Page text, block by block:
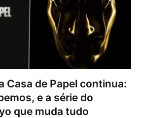
Casa de Papel continua:
e a série do
que muda tudo